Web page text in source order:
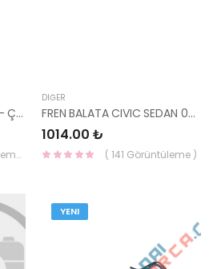
SİS FARI SOL SPORTAGE 11- ÇİFT DUYLU 92201-3W200-YS
( 605 Görüntüleme )
DIĞER
FREN BALATA CIVIC SEDAN 06-16 06450S6EE50-BOSCH
1014.00 ₺
( 141 Görüntüleme )
YENI